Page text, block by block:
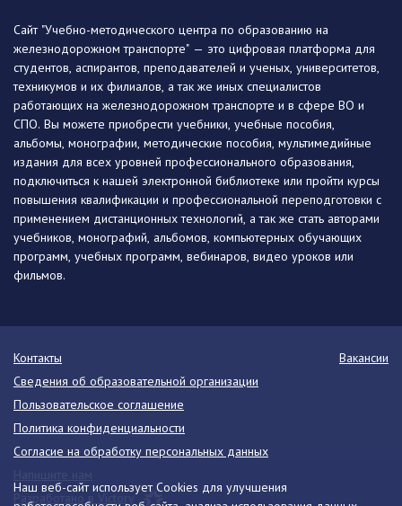
Наш веб-сайт использует Cookies для улучшения
Сайт "Учебно-методического центра по образованию на
железнодорожном транспорте" — это цифровая платформа для
студентов, аспирантов, преподавателей и ученых, университетов,
техникумов и их филиалов, а так же иных специалистов
работающих на железнодорожном транспорте и в сфере ВО и
СПО. Вы можете приобрести учебники, учебные пособия,
альбомы, монографии, методические пособия, мультимедийные
издания для всех уровней профессионального образования,
подключиться к нашей электронной библиотеке или пройти курсы
повышения квалификации и профессиональной переподготовки с
применением дистанционных технологий, а так же стать авторами
учебников, монографий, альбомов, компьютерных обучающих
программ, учебных программ, вебинаров, видео уроков или
фильмов.
Контакты
Вакансии
Сведения об образовательной организации
Пользовательское соглашение
Политика конфиденциальности
Согласие на обработку персональных данных
Разработано в Victory